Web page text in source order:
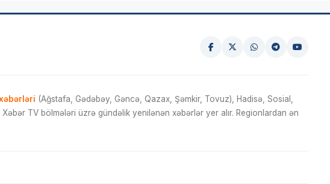
(Ağstafa, Gədəbəy, Gəncə, Qazax, Şəmkir, Tovuz), Hadisə, Sosial,
TV bölmələri üzrə gündəlik yenilənən xəbərlər yer alır. Regionlardan ən